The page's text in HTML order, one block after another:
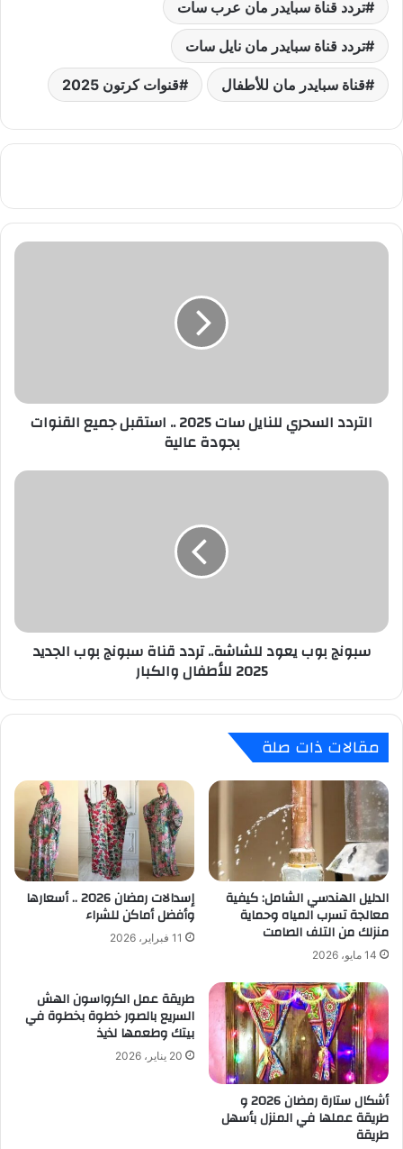
تردد قناة سبايدر مان عرب سات
تردد قناة سبايدر مان نايل سات
قناة سبايدر مان للأطفال قنوات كرتون 2025
التردد
القنوات
بجودة
التردد السحري للنايل سات 2025 .. استقبل جميع القنوات
بجودة عالية
سبونج
الجديد
2025سبونج بوب يعود للشاشة.. تردد قناة سبونج بوب الجديد
2025 للأطفال والكبار
مقالات ذات صلة
الدليل الهندسي الشامل: كيفية
معالجة تسرب المياه وحماية
منزلك من التلف الصامت
14 مايو، 2026
إسدالات رمضان 2026 .. أسعارها
وأفضل أماكن للشراء
11 فبراير، 2026
أشكال ستارة رمضان 2026 و
طريقة عملها في المنزل بأسهل
طريقة
طريقة عمل الكرواسون الهش
السريع بالصور خطوة بخطوة في
بيتك وطعمها لذيذ
20 يناير، 2026